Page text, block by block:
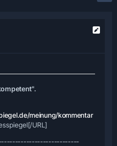
meinung/kommentar
URL]